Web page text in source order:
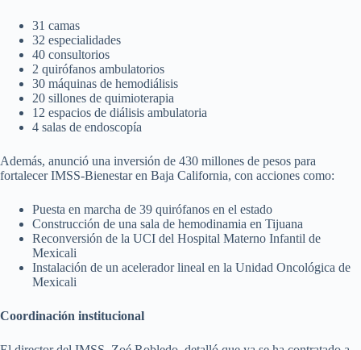
31 camas
32 especialidades
40 consultorios
2 quirófanos ambulatorios
30 máquinas de hemodiálisis
20 sillones de quimioterapia
12 espacios de diálisis ambulatoria
4 salas de endoscopía
Además, anunció una inversión de 430 millones de pesos para
fortalecer IMSS-Bienestar en Baja California, con acciones como:
Puesta en marcha de 39 quirófanos en el estado
Construcción de una sala de hemodinamia en Tijuana
Reconversión de la UCI del Hospital Materno Infantil de
Mexicali
Instalación de un acelerador lineal en la Unidad Oncológica de
Mexicali
Coordinación institucional